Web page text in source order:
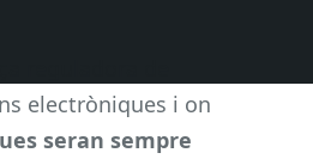
electròniques i on
seran sempre